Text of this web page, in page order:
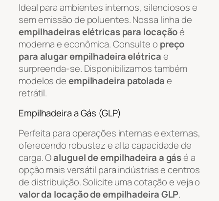
Ideal para ambientes internos, silenciosos e
sem emissão de poluentes. Nossa linha de
empilhadeiras elétricas para locaçãoé
moderna e econômica. Consulte o preço
para alugar empilhadeira elétricae
surpreenda-se. Disponibilizamos também
modelos deempilhadeira patoladae
retrátil.
Empilhadeira a Gás (GLP)
Perfeita para operações internas e externas,
oferecendo robustez e alta capacidade de
carga. Oaluguel de empilhadeira a gásé a
opção mais versátil para indústrias e centros
de distribuição. Solicite uma cotação e veja o
valor da locação de empilhadeira GLP.